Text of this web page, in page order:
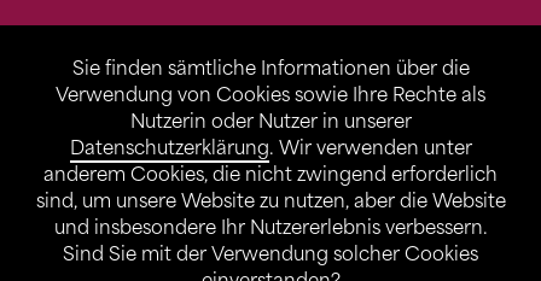
Sie finden sämtliche Informationen über die
Verwendung von Cookies sowie Ihre Rechte als
Nutzerin oder Nutzer in unserer
Datenschutzerklärung. Wir verwenden unter
anderem Cookies, die nicht zwingend erforderlich
sind, um unsere Website zu nutzen, aber die Website
und insbesondere Ihr Nutzererlebnis verbessern.
Sind Sie mit der Verwendung solcher Cookies